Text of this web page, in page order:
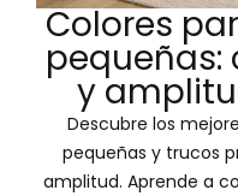
Colores
pequeñas:
y
Descubre los
pequeñas y trucos
amplitud. Aprende a